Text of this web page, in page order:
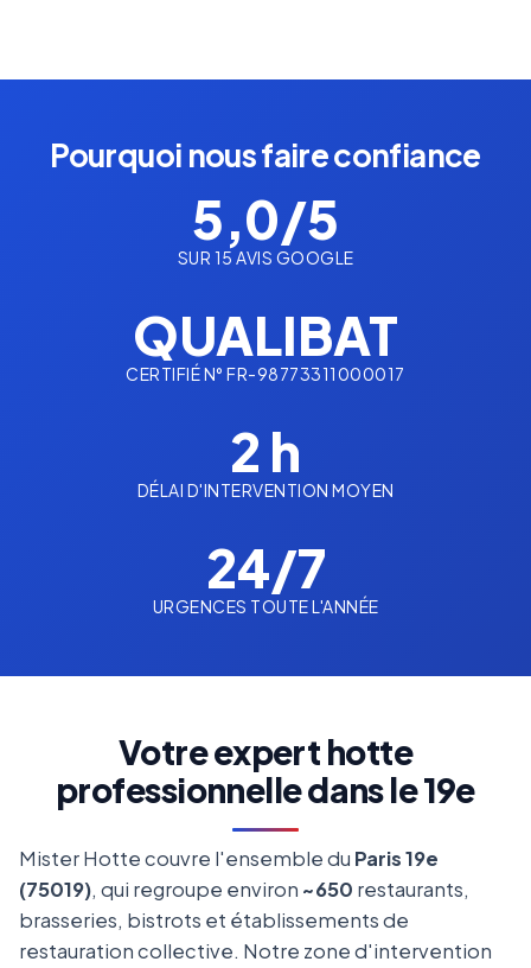
Pourquoi nous faire confiance
5,0/5
SUR 15 AVIS GOOGLE
QUALIBAT
CERTIFIÉ N° FR-98773311000017
2 h
DÉLAI D'INTERVENTION MOYEN
24/7
URGENCES TOUTE L'ANNÉE
Votre expert hotte
professionnelle dans le 19e
Mister Hotte couvre l'ensemble du Paris 19e
(75019), qui regroupe environ ~650 restaurants,
brasseries, bistrots et établissements de
restauration collective. Notre zone d'intervention